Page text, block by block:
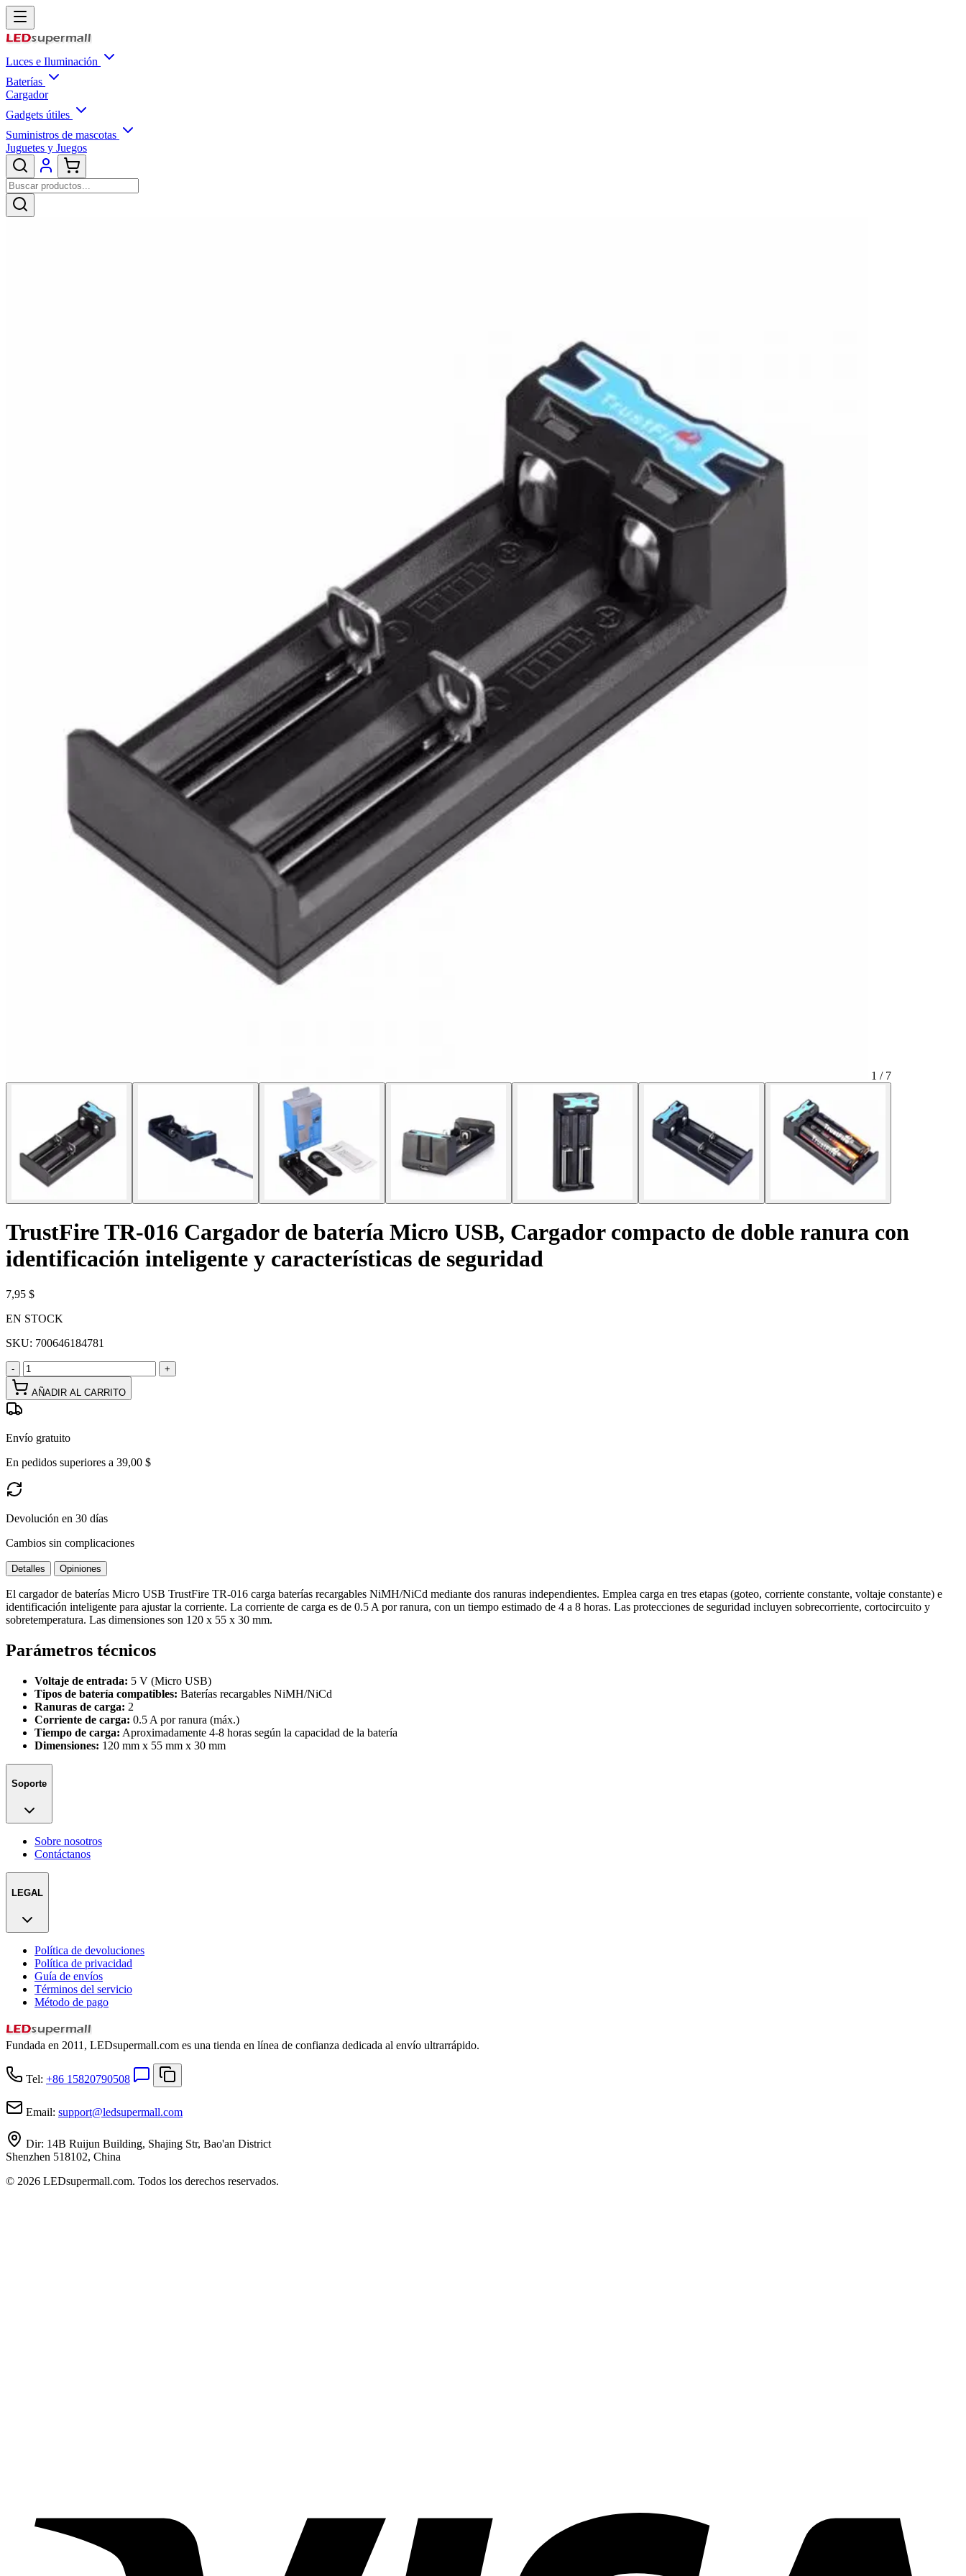
Luces e Iluminación
Baterías
Cargador
Gadgets útiles
Suministros de mascotas
Juguetes y Juegos
1 / 7
TrustFire TR-016 Cargador de batería Micro USB, Cargador compacto de doble ranura con
identificación inteligente y características de seguridad
7,95 $
EN STOCK
SKU: 700646184781
- +
AÑADIR AL CARRITO
Envío gratuito
En pedidos superiores a 39,00 $
Devolución en 30 días
Cambios sin complicaciones
Detalles Opiniones
El cargador de baterías Micro USB TrustFire TR-016 carga baterías recargables NiMH/NiCd mediante dos ranuras independientes. Emplea carga en tres etapas (goteo, corriente constante, voltaje constante) e
identificación inteligente para ajustar la corriente. La corriente de carga es de 0.5 A por ranura, con un tiempo estimado de 4 a 8 horas. Las protecciones de seguridad incluyen sobrecorriente, cortocircuito y
sobretemperatura. Las dimensiones son 120 x 55 x 30 mm.
Parámetros técnicos
Voltaje de entrada: 5 V (Micro USB)
Tipos de batería compatibles: Baterías recargables NiMH/NiCd
Ranuras de carga: 2
Corriente de carga: 0.5 A por ranura (máx.)
Tiempo de carga: Aproximadamente 4-8 horas según la capacidad de la batería
Dimensiones: 120 mm x 55 mm x 30 mm
Soporte
Sobre nosotros
Contáctanos
LEGAL
Política de devoluciones
Política de privacidad
Guía de envíos
Términos del servicio
Método de pago
Fundada en 2011, LEDsupermall.com es una tienda en línea de confianza dedicada al envío ultrarrápido.
Tel: +86 15820790508
Email: support@ledsupermall.com
Dir: 14B Ruijun Building, Shajing Str, Bao'an District
Shenzhen 518102, China
© 2026 LEDsupermall.com. Todos los derechos reservados.